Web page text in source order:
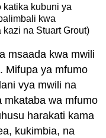
katika kubuni ya
kwa
na Stuart Grout)
msaada kwa mwili
Mifupa ya mfumo
vya mwili na
mkataba wa mfumo
harakati kama
kukimbia, na